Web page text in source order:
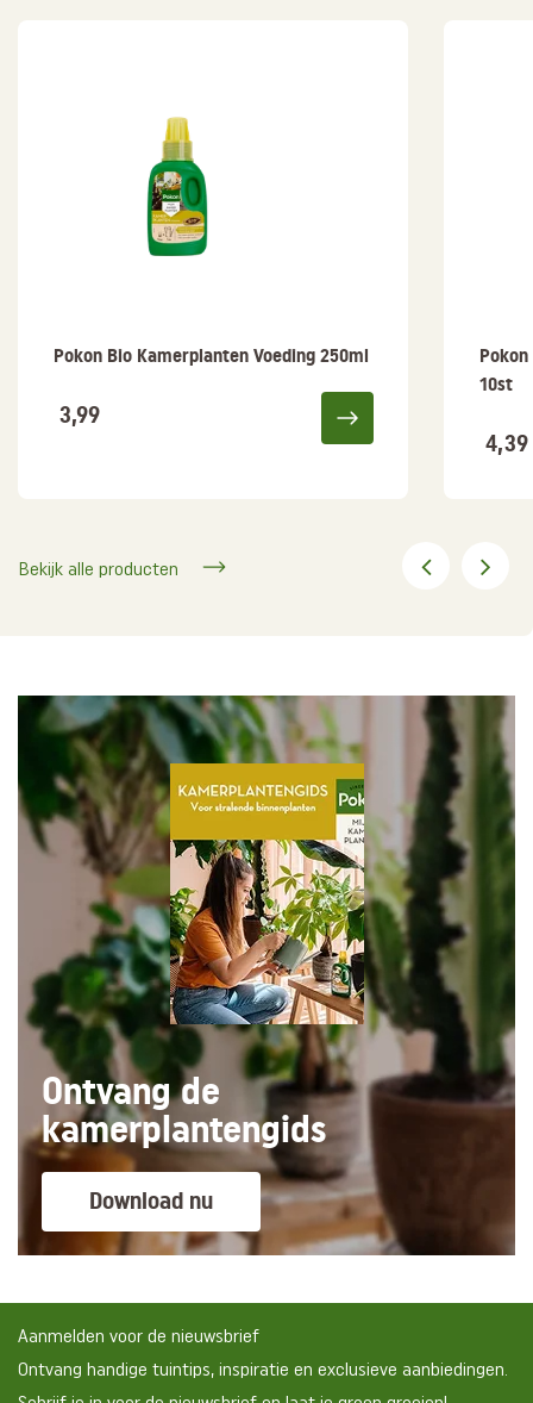
Pokon Bio Kamerplanten Voeding 250ml
3,99
10st
4,39
Bekijk alle producten
Ontvang de
kamerplantengids
Download nu
Aanmelden voor de nieuwsbrief
Ontvang handige tuintips, inspiratie en exclusieve aanbiedingen.